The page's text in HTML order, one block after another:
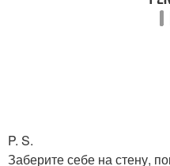
P. S.
Заберите себе на стену,